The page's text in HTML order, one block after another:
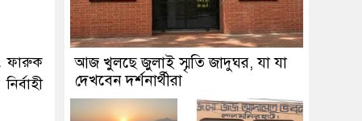
ফারুক
আজ খুলছে জুলাই স্মৃতি জাদুঘর, যা যা
দেখবেন দর্শনার্থীরা